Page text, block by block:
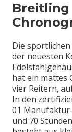
Breitling
Die
der neuesten
hat ein mattes
vier Reitern,
In den
01
und 70